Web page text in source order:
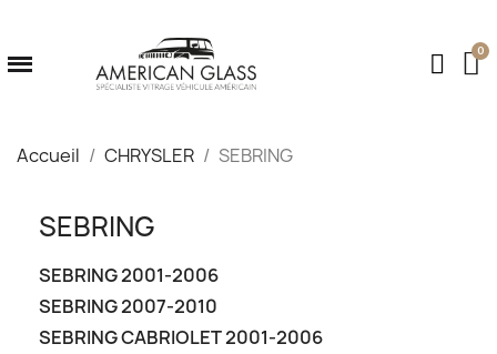
Accueil CHRYSLER SEBRING
SEBRING
SEBRING 2001-2006
SEBRING 2007-2010
SEBRING CABRIOLET 2001-2006